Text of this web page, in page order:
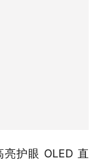
清晰显示内容。